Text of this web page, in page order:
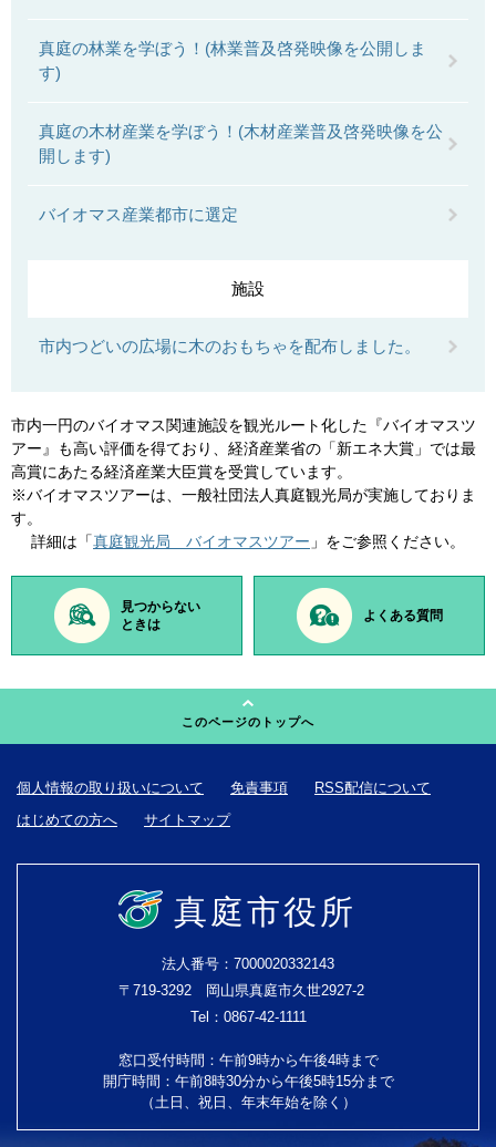
真庭の林業を学ぼう！(林業普及啓発映像を公開しま
す)
真庭の木材産業を学ぼう！(木材産業普及啓発映像を公
開します)
バイオマス産業都市に選定
施設
市内つどいの広場に木のおもちゃを配布しました。
市内一円のバイオマス関連施設を観光ルート化した『バイオマスツ
アー』も高い評価を得ており、経済産業省の「新エネ大賞」では最
高賞にあたる経済産業大臣賞を受賞しています。
※バイオマスツアーは、一般社団法人真庭観光局が実施しておりま
す。
詳細は「真庭観光局 バイオマスツアー 」をご参照ください。
見つからない
ときは
よくある質問
このページのトップへ
個人情報の取り扱いについて 免責事項
RSS配信について
はじめての方へ
サイトマップ
真庭市役所
法人番号：7000020332143
〒719-3292 岡山県真庭市久世2927-2
Tel：0867-42-1111
窓口受付時間：午前9時から午後4時まで
開庁時間：午前8時30分から午後5時15分まで
（土日、祝日、年末年始を除く）